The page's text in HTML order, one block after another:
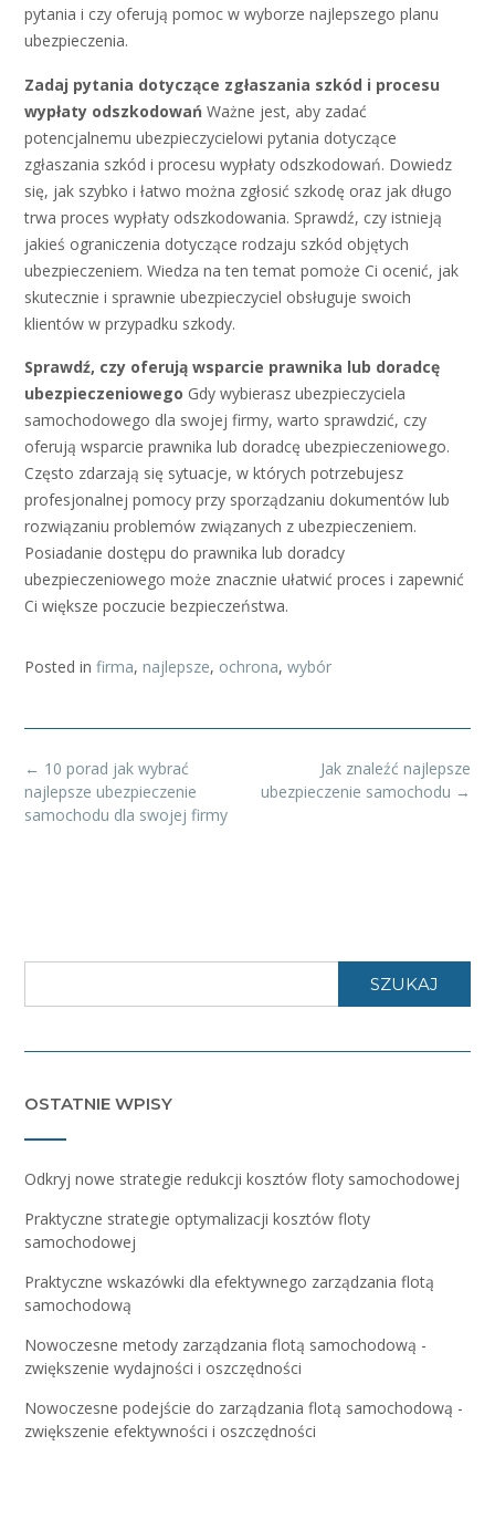
pytania i czy oferują pomoc w wyborze najlepszego planu
ubezpieczenia.
Zadaj pytania dotyczące zgłaszania szkód i procesu
wypłaty odszkodowań Ważne jest, aby zadać
potencjalnemu ubezpieczycielowi pytania dotyczące
zgłaszania szkód i procesu wypłaty odszkodowań. Dowiedz
się, jak szybko i łatwo można zgłosić szkodę oraz jak długo
trwa proces wypłaty odszkodowania. Sprawdź, czy istnieją
jakieś ograniczenia dotyczące rodzaju szkód objętych
ubezpieczeniem. Wiedza na ten temat pomoże Ci ocenić, jak
skutecznie i sprawnie ubezpieczyciel obsługuje swoich
klientów w przypadku szkody.
Sprawdź, czy oferują wsparcie prawnika lub doradcę
ubezpieczeniowego Gdy wybierasz ubezpieczyciela
samochodowego dla swojej firmy, warto sprawdzić, czy
oferują wsparcie prawnika lub doradcę ubezpieczeniowego.
Często zdarzają się sytuacje, w których potrzebujesz
profesjonalnej pomocy przy sporządzaniu dokumentów lub
rozwiązaniu problemów związanych z ubezpieczeniem.
Posiadanie dostępu do prawnika lub doradcy
ubezpieczeniowego może znacznie ułatwić proces i zapewnić
Ci większe poczucie bezpieczeństwa.
Posted in firma, najlepsze, ochrona, wybór
Post
navigation
Jak znaleźć najlepsze
ubezpieczenie samochodu →
← 10 porad jak wybrać
najlepsze ubezpieczenie
samochodu dla swojej firmy
SZUKAJ
OSTATNIE WPISY
Odkryj nowe strategie redukcji kosztów floty samochodowej
Praktyczne strategie optymalizacji kosztów floty
samochodowej
Praktyczne wskazówki dla efektywnego zarządzania flotą
samochodową
Nowoczesne metody zarządzania flotą samochodową -
zwiększenie wydajności i oszczędności
Nowoczesne podejście do zarządzania flotą samochodową -
zwiększenie efektywności i oszczędności